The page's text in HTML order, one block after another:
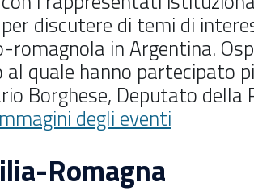
discutere di temi di
romagnola in Argentina.
al quale hanno partecipato
Borghese, Deputato della
degli eventi
Romagna